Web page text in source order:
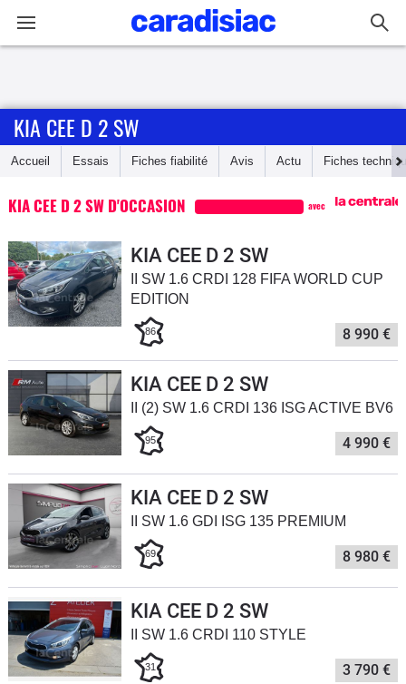
Accueil
Guide
d'achat
Utilitaires
Flottes
Auto
Services
Forum
Moto
Marques
KIA CEE D 2 SW
Accueil Essais Fiches fiabilité Avis Actu Fiches
KIA CEE D 2 SW D'OCCASION avec
KIA CEE D 2 SW
II SW 1.6 CRDI 128 FIFA WORLD CUP
EDITION
86 8 990 €
KIA CEE D 2 SW
II (2) SW 1.6 CRDI 136 ISG ACTIVE BV6
95 4 990 €
KIA CEE D 2 SW
II SW 1.6 GDI ISG 135 PREMIUM
69 8 980 €
KIA CEE D 2 SW
II SW 1.6 CRDI 110 STYLE
31 3 790 €